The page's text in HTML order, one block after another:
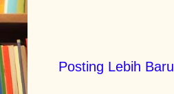
Posting Lebih Baru